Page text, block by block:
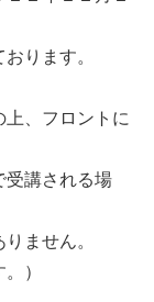
ります。
、フロントに
講される場
ません。
）